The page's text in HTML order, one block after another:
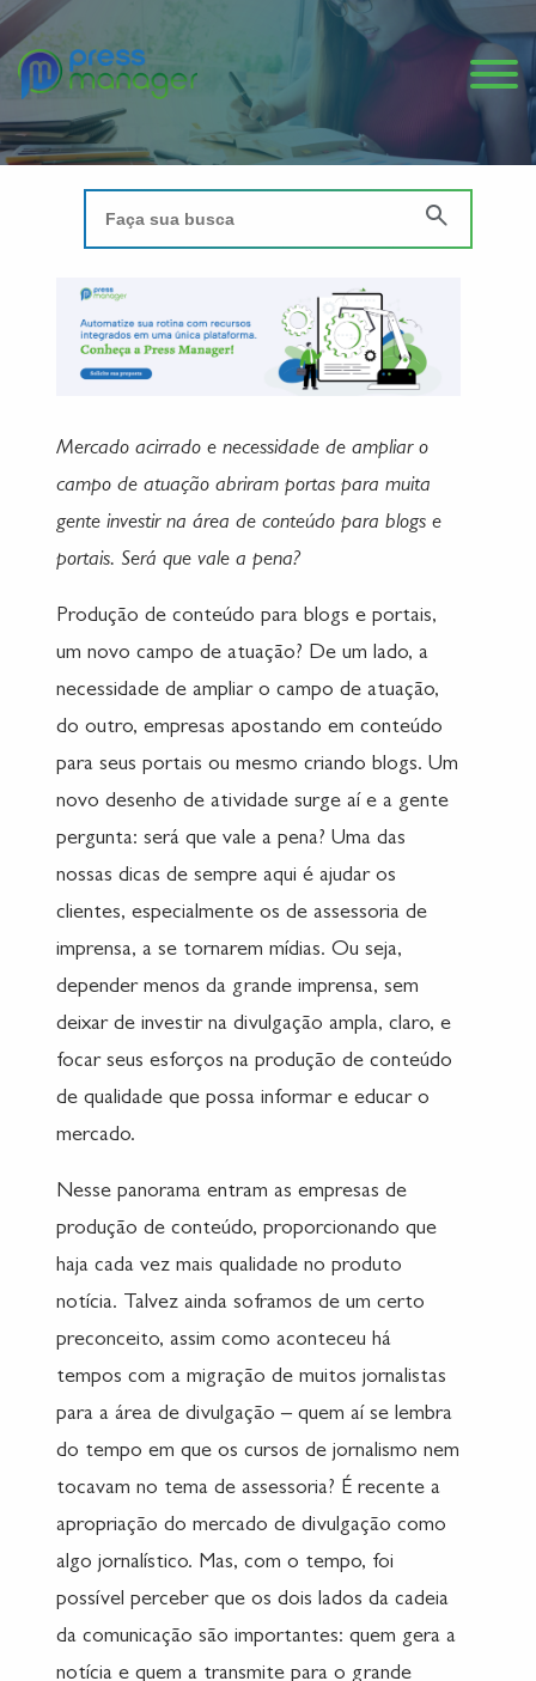
Mercado acirrado e necessidade de ampliar o
campo de atuação abriram portas para muita
gente investir na área de conteúdo para blogs e
portais. Será que vale a pena?
Produção de conteúdo para blogs e portais,
um novo campo de atuação? De um lado, a
necessidade de ampliar o campo de atuação,
do outro, empresas apostando em conteúdo
para seus portais ou mesmo criando blogs. Um
novo desenho de atividade surge aí e a gente
pergunta: será que vale a pena? Uma das
nossas dicas de sempre aqui é ajudar os
clientes, especialmente os de assessoria de
imprensa, a se tornarem mídias. Ou seja,
depender menos da grande imprensa, sem
deixar de investir na divulgação ampla, claro, e
focar seus esforços na produção de conteúdo
de qualidade que possa informar e educar o
mercado.
Nesse panorama entram as empresas de
produção de conteúdo, proporcionando que
haja cada vez mais qualidade no produto
notícia. Talvez ainda soframos de um certo
preconceito, assim como aconteceu há
tempos com a migração de muitos jornalistas
para a área de divulgação – quem aí se lembra
do tempo em que os cursos de jornalismo nem
tocavam no tema de assessoria? É recente a
apropriação do mercado de divulgação como
algo jornalístico. Mas, com o tempo, foi
possível perceber que os dois lados da cadeia
da comunicação são importantes: quem gera a
notícia e quem a transmite para o grande